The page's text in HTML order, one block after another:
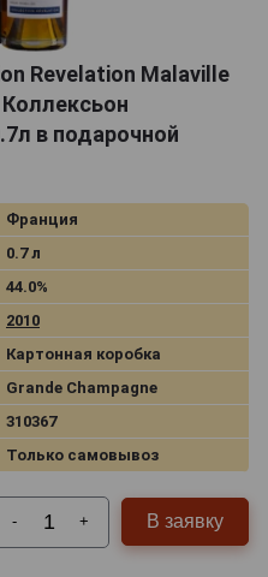
Revelation Malaville
в подарочной
Франция
0.7 л
44.0%
2010
Картонная коробка
Grande Champagne
310367
Только самовывоз
- + В заявку